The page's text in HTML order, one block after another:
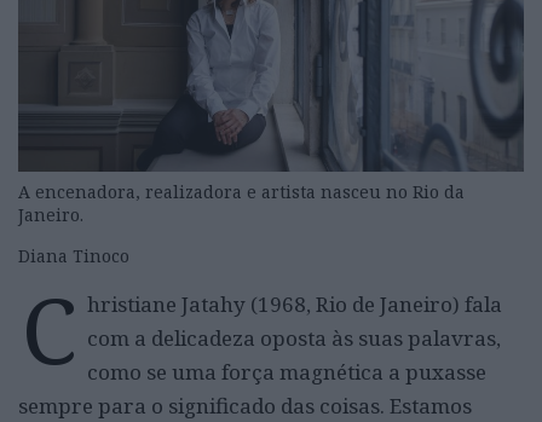
A encenadora, realizadora e artista nasceu no Rio da
Janeiro.
Diana Tinoco
C hristiane Jatahy (1968, Rio de Janeiro) fala
com a delicadeza oposta às suas palavras,
como se uma força magnética a puxasse
sempre para o significado das coisas. Estamos